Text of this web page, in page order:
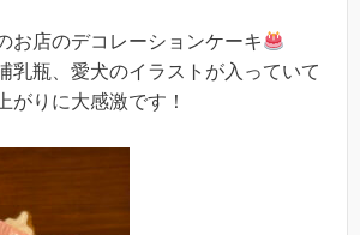
お店のデコレーションケーキ
乳瓶、愛犬のイラストが入っていて
がりに大感激です！